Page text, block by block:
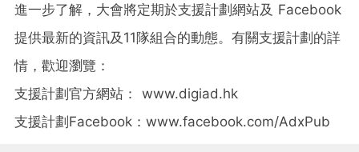
進一步了解，大會將定期於支援計劃網站及 Facebook
提供最新的資訊及11隊組合的動態。有關支援計劃的詳
情，歡迎瀏覽 ：
支援計劃官方網站： www.digiad.hk
支援計劃Facebook：www.facebook.com/AdxPub